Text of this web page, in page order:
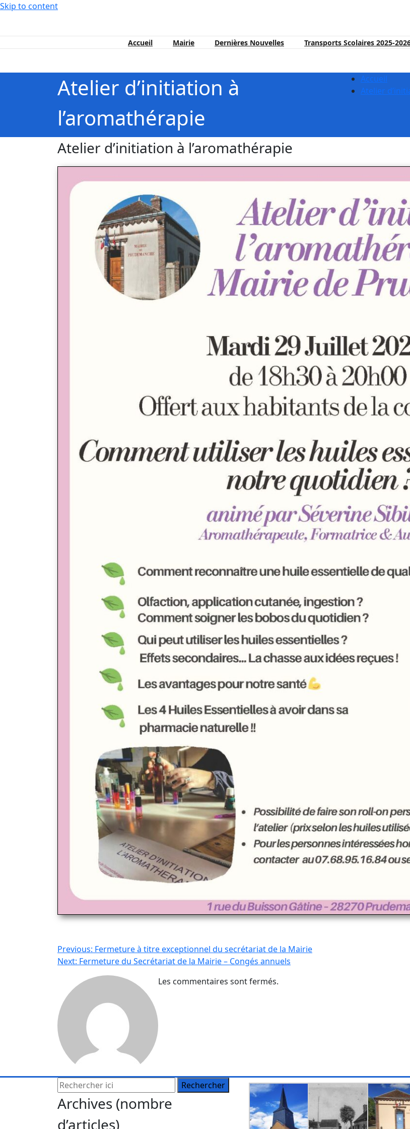
Skip to content
Accueil Mairie Dernières Nouvelles Transports Scolaires 2025-
Atelier d’initiation à
l’aromathérapie
Accueil
Atelier
Atelier d’initiation à l’aromathérapie
Navigation
l’article
Previous: Fermeture à titre exceptionnel du secrétariat de la Mairie
Next: Fermeture du Secrétariat de la Mairie – Congés annuels
Les commentaires sont fermés.
Archives (nombre
d’articles)